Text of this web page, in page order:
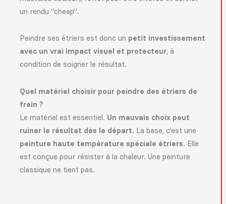
un rendu “cheap”.
Peindre ses étriers est donc un petit investissement
avec un vrai impact visuel et protecteur, à
condition de soigner le résultat.
Quel matériel choisir pour peindre des étriers de
frein ?
Le matériel est essentiel. Un mauvais choix peut
ruiner le résultat dès le départ. La base, c’est une
peinture haute température spéciale étriers. Elle
est conçue pour résister à la chaleur. Une peinture
classique ne tient pas.